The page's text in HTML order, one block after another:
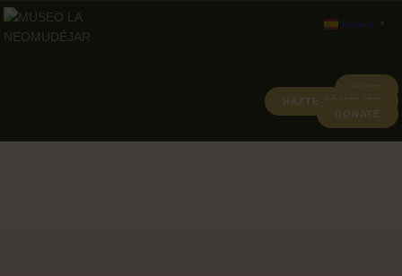
VISIT
HAZTE CÓMPLICE
DONATE
Español